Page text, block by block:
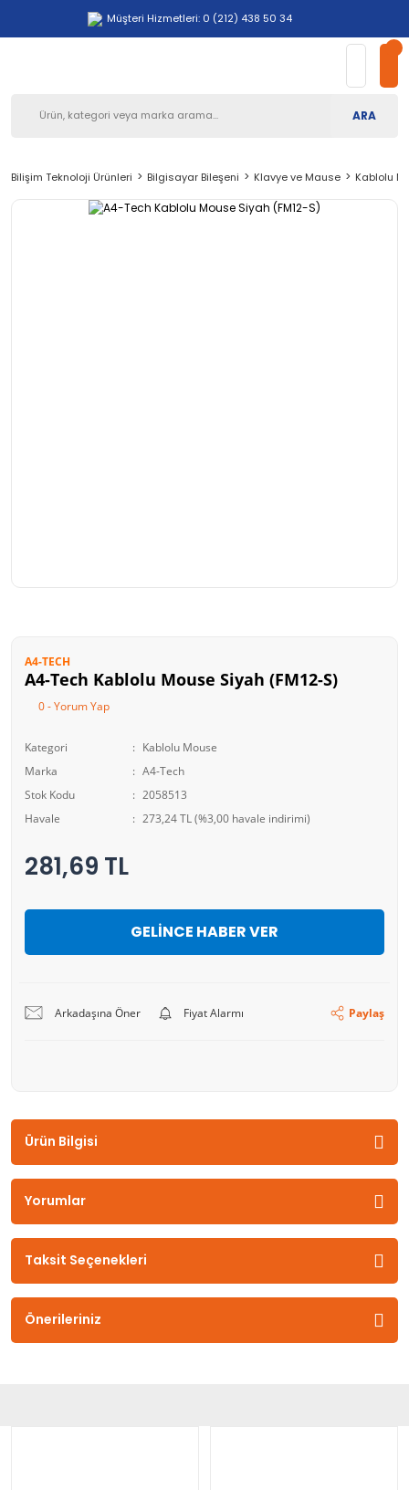
Müşteri Hizmetleri: 0 (212) 438 50 34
ARA
Bilişim Teknoloji Ürünleri Bilgisayar Bileşeni Klavye ve Mause Kablolu
A4-TECH
A4-Tech Kablolu Mouse Siyah (FM12-S)
0 - Yorum Yap
Kategori
Kablolu Mouse
Marka
A4-Tech
Stok Kodu
2058513
Havale
273,24 TL (%3,00 havale indirimi)
281,69 TL
GELİNCE HABER VER
Arkadaşına Öner Fiyat Alarmı Paylaş
Ürün Bilgisi
Yorumlar
Taksit Seçenekleri
Önerileriniz